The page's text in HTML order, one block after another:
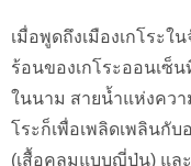
เมื่อพูดถึงเมืองเกโระ
ร้อนของเกโระออนเซ็
ในนาม สายน้ำแห่งควา
โระก็เพื่อเพลิดเพลินกั
(เสื้อคลุมแบบญี่ปุ่น) แล